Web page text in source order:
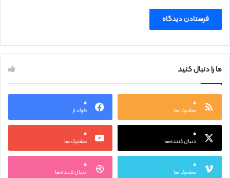
ما را دنبال کنید
۰
مشترک ها
۰
طرفدار
۰
دنبال کننده‌ها
۰
مشترک ها
۰
مشترک ها
۰
دنبال کننده‌ها